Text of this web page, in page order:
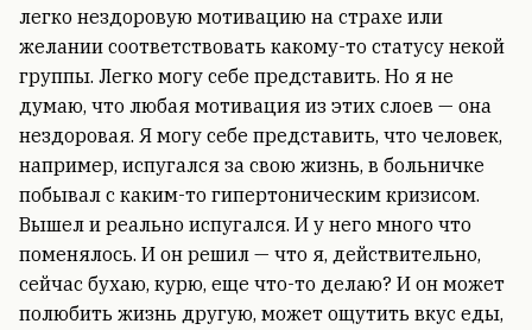
легко нездоровую мотивацию на страхе или
желании соответствовать какому-то статусу некой
группы. Легко могу себе представить. Но я не
думаю, что любая мотивация из этих слоев — она
нездоровая. Я могу себе представить, что человек,
например, испугался за свою жизнь, в больничке
побывал с каким-то гипертоническим кризисом.
Вышел и реально испугался. И у него много что
поменялось. И он решил — что я, действительно,
сейчас бухаю, курю, еще что-то делаю? И он может
полюбить жизнь другую, может ощутить вкус еды,